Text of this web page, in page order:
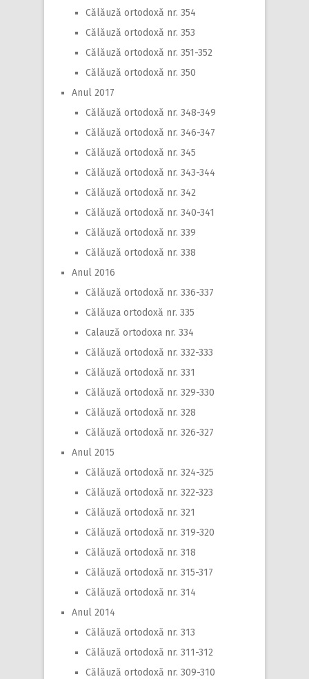
Călăuză ortodoxă nr. 354
Călăuză ortodoxă nr. 353
Călăuză ortodoxă nr. 351-352
Călăuză ortodoxă nr. 350
Anul 2017
Călăuză ortodoxă nr. 348-349
Călăuză ortodoxă nr. 346-347
Călăuză ortodoxă nr. 345
Călăuză ortodoxă nr. 343-344
Călăuză ortodoxă nr. 342
Călăuză ortodoxă nr. 340-341
Călăuză ortodoxă nr. 339
Călăuză ortodoxă nr. 338
Anul 2016
Călăuză ortodoxă nr. 336-337
Călăuza ortodoxă nr. 335
Calauză ortodoxa nr. 334
Călăuză ortodoxă nr. 332-333
Călăuză ortodoxă nr. 331
Călăuză ortodoxă nr. 329-330
Călăuză ortodoxă nr. 328
Călăuză ortodoxă nr. 326-327
Anul 2015
Călăuză ortodoxă nr. 324-325
Călăuză ortodoxă nr. 322-323
Călăuză ortodoxă nr. 321
Călăuză ortodoxă nr. 319-320
Călăuză ortodoxă nr. 318
Călăuză ortodoxă nr. 315-317
Călăuză ortodoxă nr. 314
Anul 2014
Călăuză ortodoxă nr. 313
Călăuză ortodoxă nr. 311-312
Călăuză ortodoxă nr. 309-310